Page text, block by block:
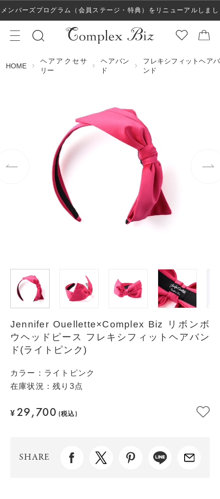
メンバーズプログラム（会員ステージ・特典）をリニューアルしまし
た！
HOME
ヘアアクセサ
リー
ヘアバン
ド
フレキシフィットヘアバ
ンド
Jennifer Ouellette×Complex Biz リボンボ
ウヘッドピース フレキシフィットヘアバン
ド(ライトピンク)
カラー ： ライトピンク
在庫状況：残り3点
¥ 29,700 (税込)
SHARE